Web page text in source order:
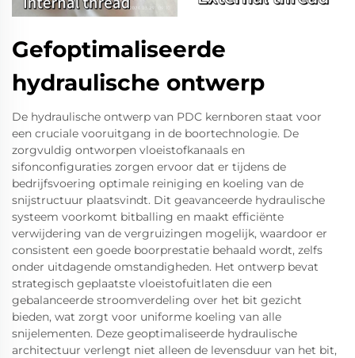
Gefoptimaliseerde
hydraulische ontwerp
De hydraulische ontwerp van PDC kernboren staat voor
een cruciale vooruitgang in de boortechnologie. De
zorgvuldig ontworpen vloeistofkanaals en
sifonconfiguraties zorgen ervoor dat er tijdens de
bedrijfsvoering optimale reiniging en koeling van de
snijstructuur plaatsvindt. Dit geavanceerde hydraulische
systeem voorkomt bitballing en maakt efficiënte
verwijdering van de vergruizingen mogelijk, waardoor er
consistent een goede boorprestatie behaald wordt, zelfs
onder uitdagende omstandigheden. Het ontwerp bevat
strategisch geplaatste vloeistofuitlaten die een
gebalanceerde stroomverdeling over het bit gezicht
bieden, wat zorgt voor uniforme koeling van alle
snijelementen. Deze geoptimaliseerde hydraulische
architectuur verlengt niet alleen de levensduur van het bit,